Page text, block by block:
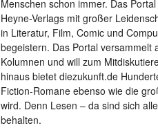
Menschen schon immer. Das
Heyne-Verlags mit großer
in Literatur, Film, Comic und
begeistern. Das Portal versammelt
Kolumnen und will zum
hinaus bietet diezukunft.de
Fiction-Romane ebenso wie die
wird. Denn Lesen – da sind sich
behalten.